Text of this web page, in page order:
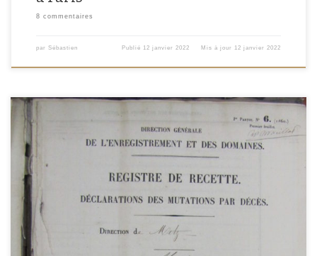
8 commentaires
par Sébastien Publié 12 janvier 2022 Mis à jour 12 janvier 2022
Dans le cadre du #ChallengeAZ de l’année 2020, je vous proposais une
découverte des différentes sources pour des recherches généalogiques en
au bout d’un an de suspens que je vous propose aujourd’hui mon article
pour […]